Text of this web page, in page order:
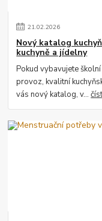
21.02.2026
Nový katalog
kuchyně a jídelny
Pokud vybavujete
provoz, kvalitní
vás nový katalog, v...